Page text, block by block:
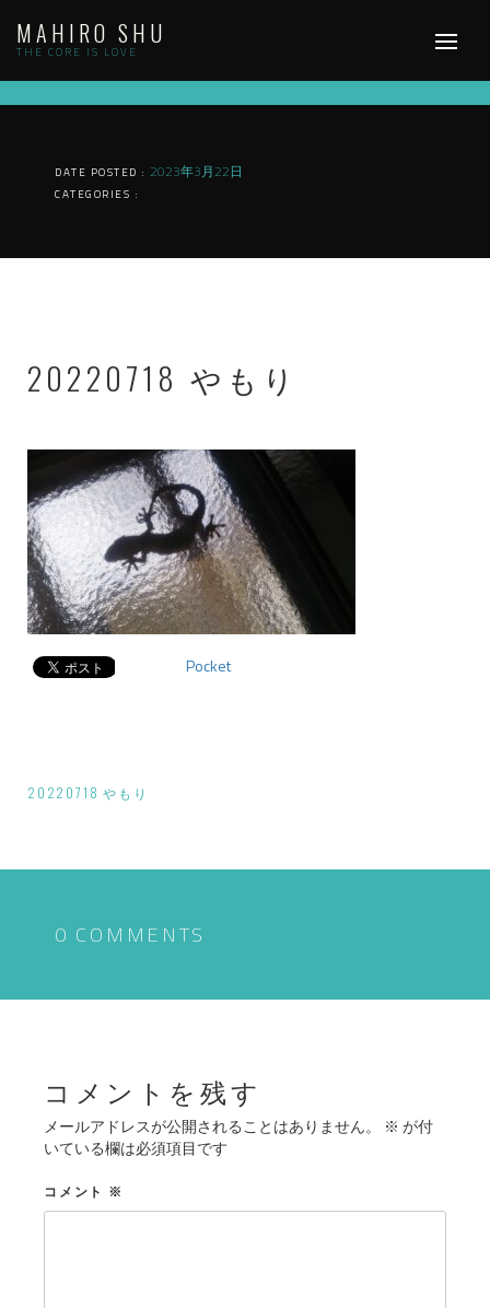
content
MAHIRO SHU
THE CORE IS LOVE
DATE POSTED : 2023年3月22日
CATEGORIES :
20220718 やもり
Pocket
投
ナ
シ
20220718 やもり
0 COMMENTS
コメントを残す
メールアドレスが公開されることはありません。 ※ が付
いている欄は必須項目です
コメント ※